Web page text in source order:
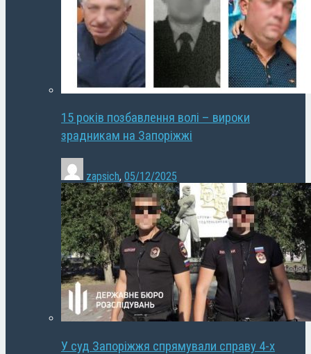
15 років позбавлення волі – вироки
зрадникам на Запоріжжі
zapsich, 05/12/2025
У суд Запоріжжя спрямували справу 4-х